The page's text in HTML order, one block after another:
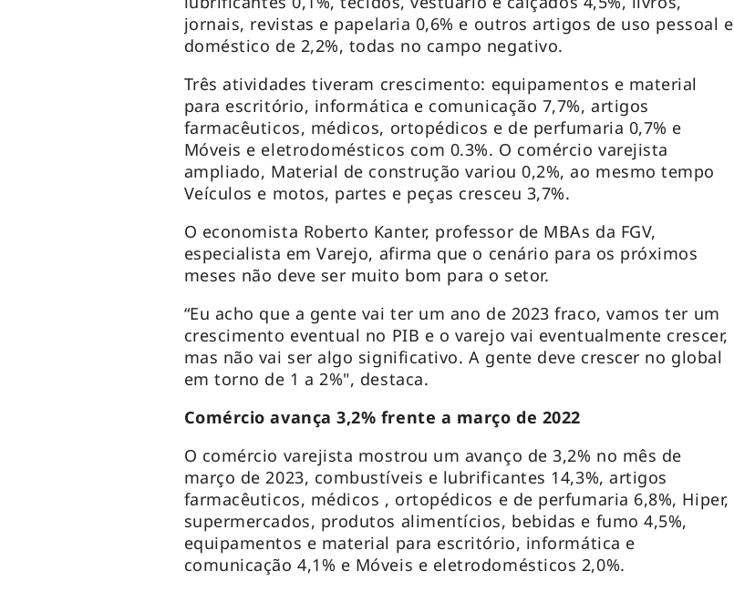
jornais, revistas e papelaria 0,6% e outros artigos de uso pessoal e
doméstico de 2,2%, todas no campo negativo.
Três atividades tiveram crescimento: equipamentos e material
para escritório, informática e comunicação 7,7%, artigos
farmacêuticos, médicos, ortopédicos e de perfumaria 0,7% e
Móveis e eletrodomésticos com 0.3%. O comércio varejista
ampliado, Material de construção variou 0,2%, ao mesmo tempo
Veículos e motos, partes e peças cresceu 3,7%.
O economista Roberto Kanter, professor de MBAs da FGV,
especialista em Varejo, afirma que o cenário para os próximos
meses não deve ser muito bom para o setor.
“Eu acho que a gente vai ter um ano de 2023 fraco, vamos ter um
crescimento eventual no PIB e o varejo vai eventualmente crescer,
mas não vai ser algo significativo. A gente deve crescer no global
em torno de 1 a 2%", destaca.
Comércio avança 3,2% frente a março de 2022
O comércio varejista mostrou um avanço de 3,2% no mês de
março de 2023, combustíveis e lubrificantes 14,3%, artigos
farmacêuticos, médicos , ortopédicos e de perfumaria 6,8%, Hiper,
supermercados, produtos alimentícios, bebidas e fumo 4,5%,
equipamentos e material para escritório, informática e
comunicação 4,1% e Móveis e eletrodomésticos 2,0%.